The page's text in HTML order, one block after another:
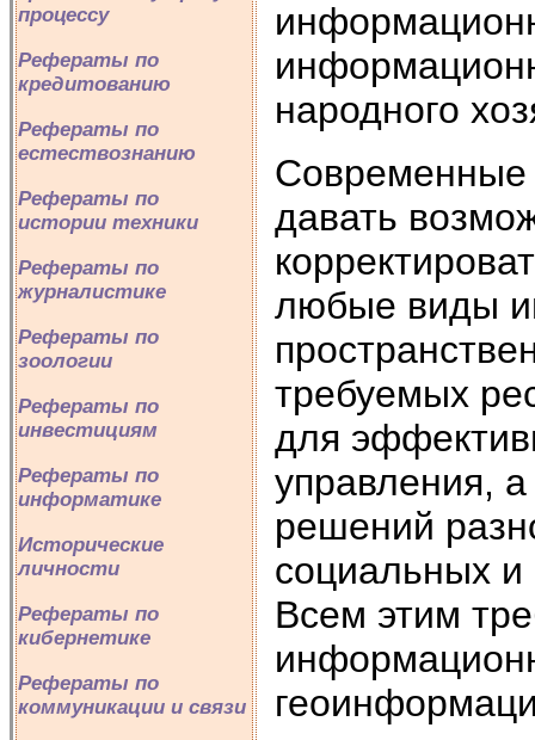
процессу
Рефераты по
кредитованию
Рефераты по
естествознанию
Рефераты по
истории техники
Рефераты по
журналистике
Рефераты по
зоологии
Рефераты по
инвестициям
Рефераты по
информатике
Исторические
личности
Рефераты по
кибернетике
Рефераты по
коммуникации и связи
народного
Современные
давать
любые виды
требуемых
для
управления,
решений
социальных и
Всем этим